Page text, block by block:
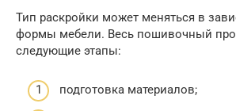
Тип раскройки может меняться в
формы мебели. Весь пошивочный
следующие этапы:
подготовка материалов;